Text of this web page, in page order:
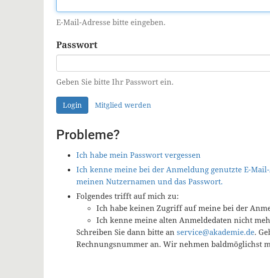
E-Mail-Adresse bitte eingeben.
Passwort
Geben Sie bitte Ihr Passwort ein.
Login Mitglied werden
Probleme?
Ich habe mein Passwort vergessen
Ich kenne meine bei der Anmeldung genutzte E-
meinen Nutzernamen und das Passwort.
Folgendes trifft auf mich zu:
Ich habe keinen Zugriff auf meine bei der
Ich kenne meine alten Anmeldedaten nicht
Schreiben Sie dann bitte an service@akademie.de.
Rechnungsnummer an. Wir nehmen baldmöglichst